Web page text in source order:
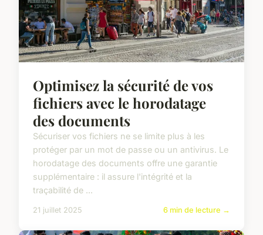
Optimisez la sécurité de vos
fichiers avec le horodatage
des documents
Sécuriser vos fichiers ne se limite plus à les
protéger par un mot de passe ou un antivirus. Le
horodatage des documents offre une garantie
supplémentaire : il assure l'intégrité et la
traçabilité de ...
21 juillet 2025 6 min de lecture →